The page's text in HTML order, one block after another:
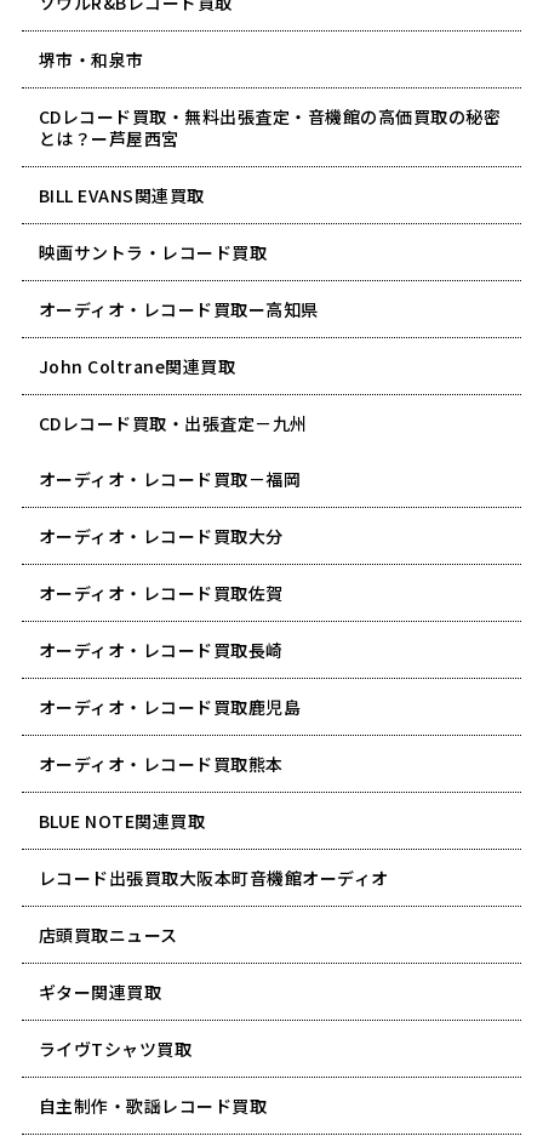
堺市・和泉市
CDレコード買取・無料出張査定・音機館の高価買取の秘密
とは？ー芦屋西宮
BILL EVANS関連買取
映画サントラ・レコード買取
オーディオ・レコード買取ー高知県
John Coltrane関連買取
CDレコード買取・出張査定－九州
オーディオ・レコード買取－福岡
オーディオ・レコード買取大分
オーディオ・レコード買取佐賀
オーディオ・レコード買取長崎
オーディオ・レコード買取鹿児島
オーディオ・レコード買取熊本
BLUE NOTE関連買取
レコード出張買取大阪本町音機館オーディオ
店頭買取ニュース
ギター関連買取
ライヴTシャツ買取
自主制作・歌謡レコード買取